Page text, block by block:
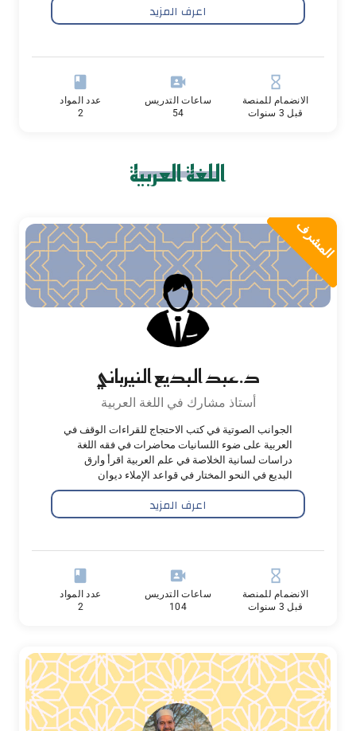
اعرف المزيد
hourglass_empty
الانضمام للمنصة
قبل 3 سنوات
video_camera_front
ساعات التدريس
54
book
عدد المواد
2
اللغة العربية
المشرف
د.عبد البديع النيرباني
أستاذ مشارك في اللغة العربية
الجوانب الصوتية في كتب الاحتجاج للقراءات الوقف في
العربية على ضوء اللسانيات محاضرات في فقه اللغة
دراسات لسانية الخلاصة في علم العربية اقرأ وارق
البديع في النحو المختار في قواعد الإملاء ديوان
المعاني المنتخب من أمثال العرب القواعد الكلية في
اعرف المزيد
hourglass_empty
الانضمام للمنصة
قبل 3 سنوات
video_camera_front
ساعات التدريس
104
book
عدد المواد
2